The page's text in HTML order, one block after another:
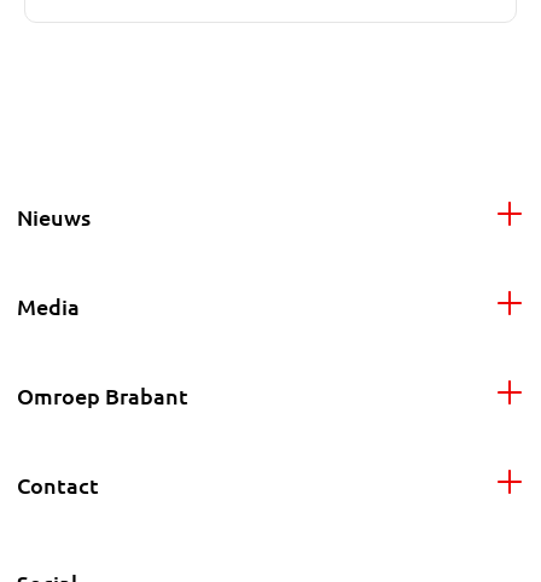
Nieuws
Media
Omroep Brabant
Contact